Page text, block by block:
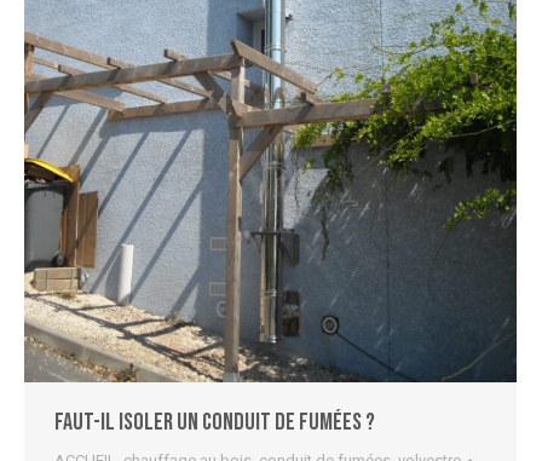
Faut-il isoler un conduit de fumées ?